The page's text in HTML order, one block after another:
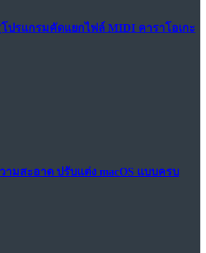
(โปรแกรมคัดแยกไฟล์ MIDI คาราโอเกะ
ามสะอาด ปรับแต่ง macOS แบบครบ